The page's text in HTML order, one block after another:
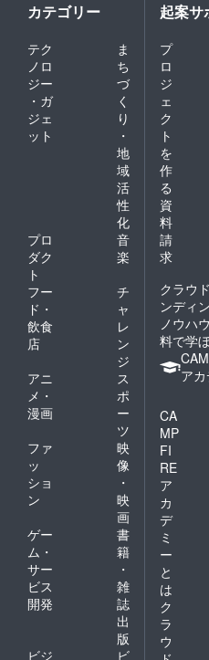
カテゴリー
テク
ノロ
ジー
・ガ
ジェ
ット
ま
ち
づ
く
り
・
地
域
活
性
化
プロ
ダク
ト
音
楽
フー
ド・
飲食
店
チ
ャ
レ
ン
ジ
アニ
メ・
漫画
ス
ポ
ー
ツ
ファ
ッ
ショ
ン
映
像
・
映
画
ゲー
ム・
サー
ビス
開発
書
籍
・
雑
誌
出
版
ビジ
ビ
起案サ
プ
ロ
ジ
ェ
ク
ト
を
作
る
資
料
請
求
クラウ
ンディ
ノウハ
料で学
ア
CA
MP
FI
RE
ア
カ
デ
ミ
ー
と
は
ク
ラ
ウ